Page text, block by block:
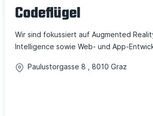
Codeflügel
Wir sind fokussiert auf Augmented
Intelligence sowie Web- und App-
Paulustorgasse 8 8010 Graz